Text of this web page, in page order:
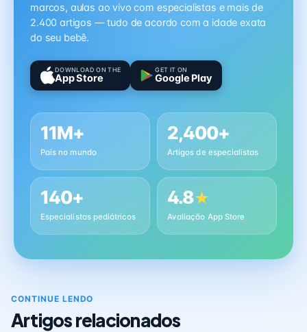
marcos, aulas ao vivo com especialistas e mais de
2.400 artigos — tudo de acordo com a idade exata
do seu bebê.
DOWNLOAD ON THE
App Store
GET IT ON
Google Play
11M+
Pais no mundo
2,400+
Artigos de especialistas
140+
Especialistas pediátricos
4.8★
Avaliação App Store
CONTINUE LENDO
Artigos relacionados